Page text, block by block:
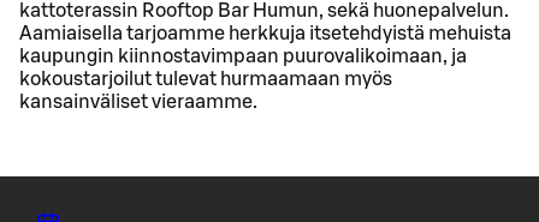
kattoterassin Rooftop Bar Humun, sekä huonepalvelun.
Aamiaisella tarjoamme herkkuja itsetehdyistä mehuista
kaupungin kiinnostavimpaan puurovalikoimaan, ja
kokoustarjoilut tulevat hurmaamaan myös
kansainväliset vieraamme.